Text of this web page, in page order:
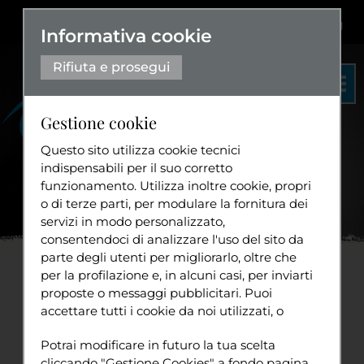
Dislessia Eng
Organigramma
Statuto
Diventa volontario
Sport
Home News
Il PIV giace dimenticato da
oltre sette anni
sabato 25 ottobre 2025
Informativa cookie
Rifiuta e prosegui
Gestione cookie
Questo sito utilizza cookie tecnici
indispensabili per il suo corretto
funzionamento. Utilizza inoltre cookie, propri
o di terze parti, per modulare la fornitura dei
servizi in modo personalizzato,
consentendoci di analizzare l'uso del sito da
parte degli utenti per migliorarlo, oltre che
per la profilazione e, in alcuni casi, per inviarti
proposte o messaggi pubblicitari. Puoi
accettare tutti i cookie da noi utilizzati, o
compaiono sulle pagine di questo sito,
Potrai modificare in futuro la tua scelta